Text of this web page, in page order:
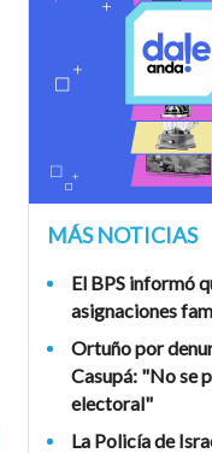
MÁS NOTICIAS
El BPS informó
asignaciones
Ortuño por
Casupá: "No se
electoral"
La Policía de